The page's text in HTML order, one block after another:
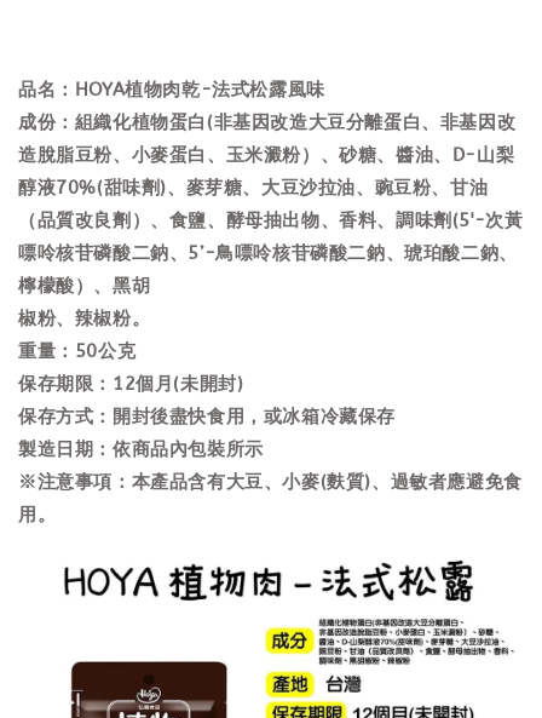
品名：HOYA植物肉乾-法式松露風味
成份：組織化植物蛋白(非基因改造大豆分離蛋白、非基因改
造脫脂豆粉、小麥蛋白、玉米澱粉）、砂糖、醬油、D-山梨
醇液70%(甜味劑)、麥芽糖、大豆沙拉油、豌豆粉、甘油
（品質改良劑）、食鹽、酵母抽出物、香料、調味劑(5'-次黃
嘌呤核苷磷酸二鈉、5’-鳥嘌呤核苷磷酸二鈉、琥珀酸二鈉、
檸檬酸）、黑胡
椒粉、辣椒粉。
重量：50公克
保存期限：12個月(未開封)
保存方式：開封後盡快食用，或冰箱冷藏保存
製造日期：依商品內包裝所示
※注意事項：本產品含有大豆、小麥(麩質)、過敏者應避免食
用。